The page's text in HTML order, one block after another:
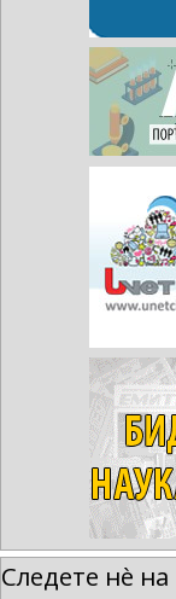
Следете нè на